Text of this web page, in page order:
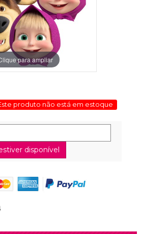
para ampliar
produto não está em estoque
disponível